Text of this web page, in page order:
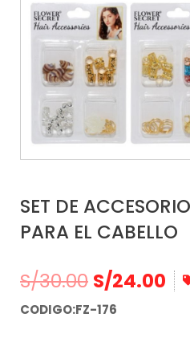
SET DE
PARA EL CABELLO
S/30.00 S/24.00
CODIGO:FZ-176